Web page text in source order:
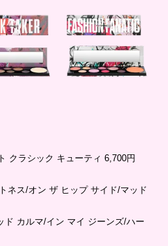
クラシック キューティ 6,700円
ネス/オン ザ ヒップ サイド/マッド
ド カルマ/イン マイ ジーンズ/ハー